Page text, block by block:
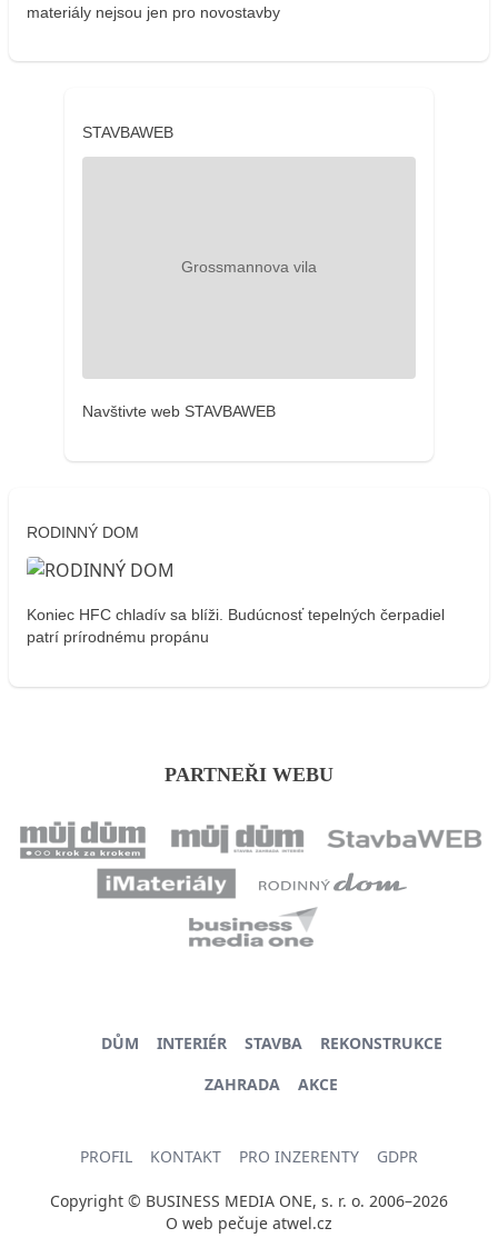
materiály nejsou jen pro novostavby
STAVBAWEB
Navštivte web STAVBAWEB
RODINNÝ DOM
Koniec HFC chladív sa blíži. Budúcnosť tepelných čerpadiel
patrí prírodnému propánu
PARTNEŘI WEBU
DŮM INTERIÉR STAVBA
REKONSTRUKCE
ZAHRADA
AKCE
PROFIL KONTAKT PRO INZERENTY GDPR
Copyright © BUSINESS MEDIA ONE, s. r. o. 2006–2026